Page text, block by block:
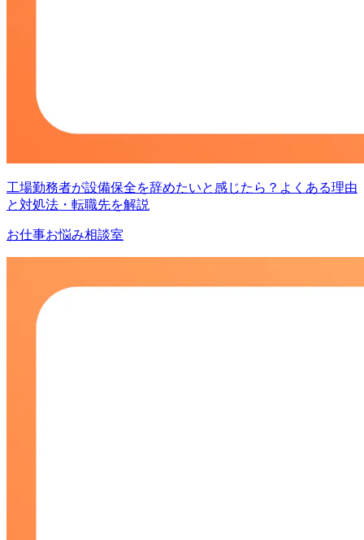
工場勤務者が設備保全を辞めたいと感じたら？よくある理由
と対処法・転職先を解説
お仕事お悩み相談室